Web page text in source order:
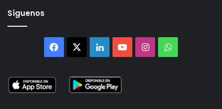
Síguenos
Facebook LinkedInYouTubeInstagramWhatsApp